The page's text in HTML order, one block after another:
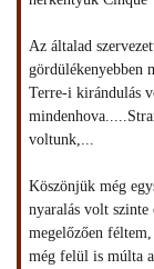
Az általad
gördülékenyebben
Terre-i kirándulás
voltunk,...
Köszönjük még
nyaralás volt
megelőzően
még felül is múlta